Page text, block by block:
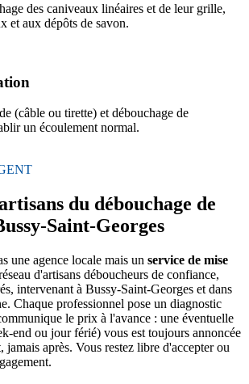
des caniveaux linéaires et de leur grille,
et aux dépôts de savon.
(câble ou tirette) et débouchage de
un écoulement normal.
du débouchage de
Saint-Georges
une agence locale mais un service de mise
d'artisans déboucheurs de confiance,
intervenant à Bussy-Saint-Georges et dans
Chaque professionnel pose un diagnostic
le prix à l'avance : une éventuelle
end ou jour férié) vous est toujours annoncée
jamais après. Vous restez libre d'accepter ou